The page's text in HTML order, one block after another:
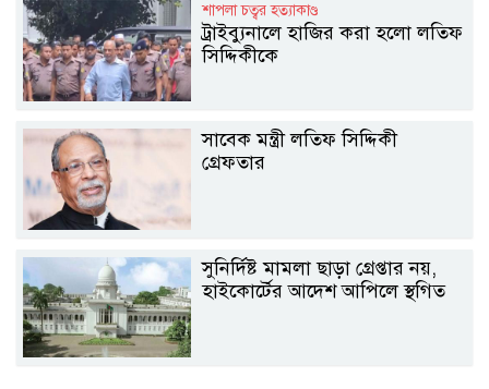
শাপলা চত্বর হত্যাকাণ্ড
ট্রাইব্যুনালে হাজির করা হলো লতিফ
সিদ্দিকীকে
সাবেক মন্ত্রী লতিফ সিদ্দিকী
গ্রেফতার
সুনির্দিষ্ট মামলা ছাড়া গ্রেপ্তার নয়,
হাইকোর্টের আদেশ আপিলে স্থগিত